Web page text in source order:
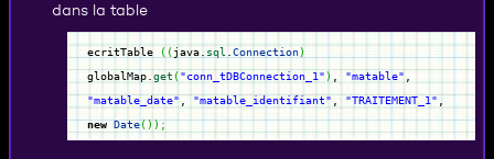
dans la table
ecritTable ( (java. sql Connection)
globalMap. get ("conn_tDBConnection_1") "matable"
"matable_date","matable_identifiant","TRAITEMENT_1",
new Date());